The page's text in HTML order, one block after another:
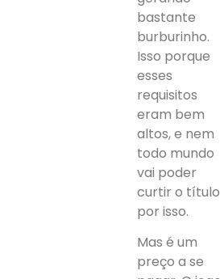
bastante
burburinho.
Isso porque
esses
requisitos
eram bem
altos, e nem
todo mundo
vai poder
curtir o título
por isso.
Mas é um
preço a se